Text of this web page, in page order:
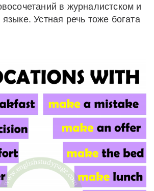
в журналистском и
Устная речь тоже богата